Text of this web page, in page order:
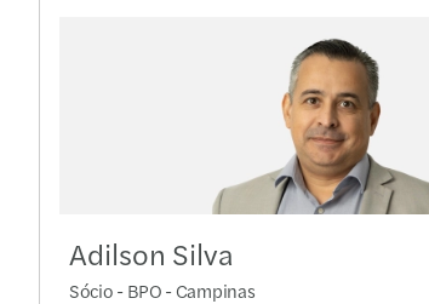
Adilson Silva
Sócio - BPO - Campinas